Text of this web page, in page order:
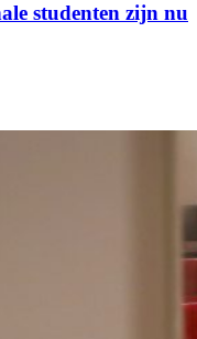
studenten zijn nu